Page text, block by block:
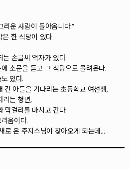
리운 사람이 돌아옵니다.”
한 식당이 있다.
손글씨 액자가 있다.
소문을 듣고 그 식당으로 몰려온다.
있다.
간 아들을 기다리는 초등학교 여선생,
리는 청년,
막걸리를 마시고 간다.
움이다.
로 온 주지스님이 찾아오게 되는데…